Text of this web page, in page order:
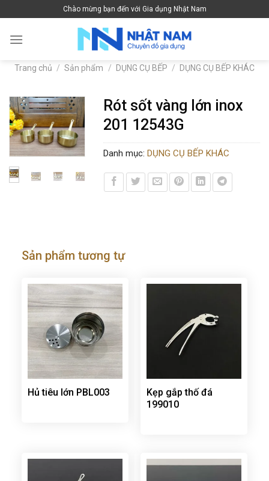
to
content
Chào mừng bạn đến với Gia dụng Nhật Nam
Trang chủ / Sản phẩm / DỤNG CỤ BẾP / DỤNG CỤ BẾP KHÁC
Rót sốt vàng lớn inox
201 12543G
Danh mục: DỤNG CỤ BẾP KHÁC
Sản phẩm tương tự
Hủ tiêu lớn PBL003
Kẹp gắp thố đá
199010